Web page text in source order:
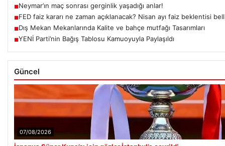
■Neymar’ın maç sonrası gerginlik yaşadığı anlar!
■FED faiz kararı ne zaman açıklanacak? Nisan ayı faiz beklentisi
■Dış Mekan Mekanlarında Kalite ve bahçe mutfağı Tasarımları
■YENİ Parti’nin Bağış Tablosu Kamuoyuyla Paylaşıldı
Güncel
07/08/2026